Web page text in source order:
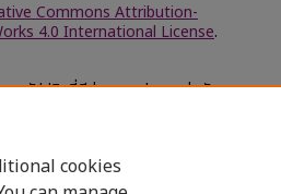
Commons Attribution-
4.0 International License.
วลคัปปลิงที่มีต่อแบบรูปการแผ่พลังงาน ของ
cookies